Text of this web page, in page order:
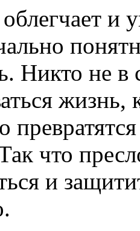
и
Никто не в
жизнь,
что
и